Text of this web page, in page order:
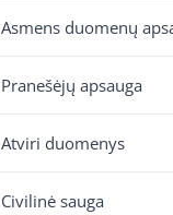
Asmens duomenų
Pranešėjų apsauga
Atviri duomenys
Civilinė sauga